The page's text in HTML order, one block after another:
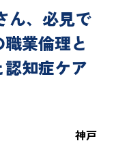
ん、必見で
業倫理と
知症ケア
神戸